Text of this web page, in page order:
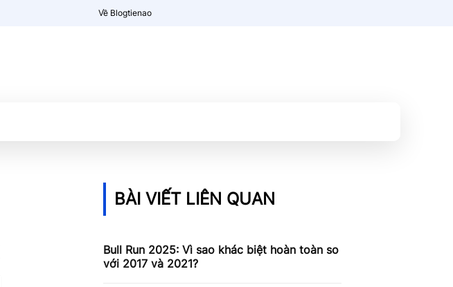
Về Blogtienao
BÀI VIẾT LIÊN QUAN
Bull Run 2025: Vì sao khác biệt hoàn toàn so
với 2017 và 2021?